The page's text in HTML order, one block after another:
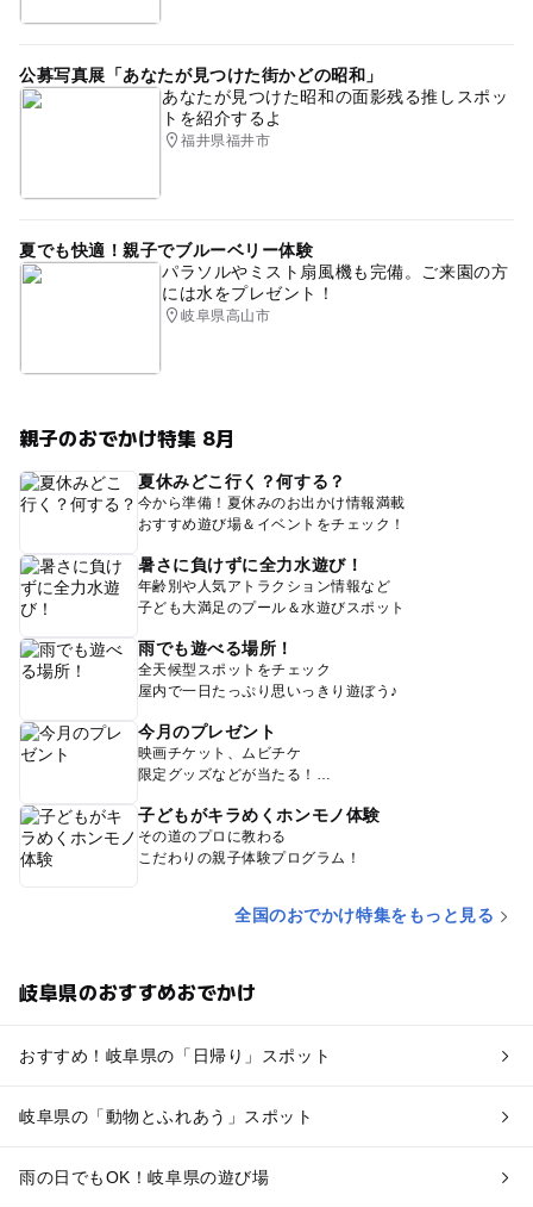
公募写真展「あなたが見つけた街かどの昭和」
あなたが見つけた昭和の面影残る推しスポッ
トを紹介するよ
福井県福井市
夏でも快適！親子でブルーベリー体験
パラソルやミスト扇風機も完備。ご来園の方
には水をプレゼント！
岐阜県高山市
親子のおでかけ特集 8月
夏休みどこ行く？何する？
今から準備！夏休みのお出かけ情報満載
おすすめ遊び場＆イベントをチェック！
暑さに負けずに全力水遊び！
年齢別や人気アトラクション情報など
子ども大満足のプール＆水遊びスポット
雨でも遊べる場所！
全天候型スポットをチェック
屋内で一日たっぷり思いっきり遊ぼう♪
今月のプレゼント
映画チケット、ムビチケ
限定グッズなどが当たる！
子どもがキラめくホンモノ体験
その道のプロに教わる
こだわりの親子体験プログラム！
全国のおでかけ特集をもっと見る
岐阜県のおすすめおでかけ
おすすめ！岐阜県の「日帰り」スポット
岐阜県の「動物とふれあう」スポット
雨の日でもOK！岐阜県の遊び場